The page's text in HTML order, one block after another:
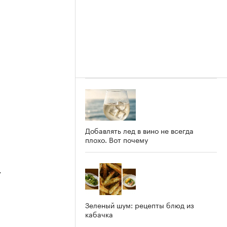
Добавлять лед в вино не всегда
плохо. Вот почему
Зеленый шум: рецепты блюд из
кабачка